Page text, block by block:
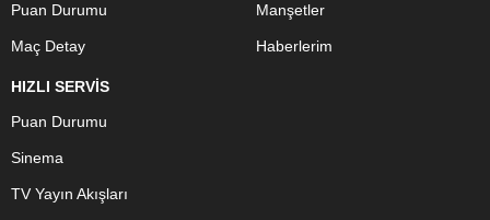
Puan Durumu
Maç Detay
Manşetler
Haberlerim
HIZLI SERVİS
Puan Durumu
Sinema
TV Yayın Akışları